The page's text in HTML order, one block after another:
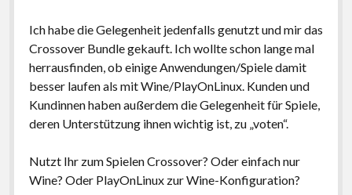
Ich habe die Gelegenheit jedenfalls genutzt und mir das
Crossover Bundle gekauft. Ich wollte schon lange mal
herrausfinden, ob einige Anwendungen/Spiele damit
besser laufen als mit Wine/PlayOnLinux. Kunden und
Kundinnen haben außerdem die Gelegenheit für Spiele,
deren Unterstützung ihnen wichtig ist, zu „voten“.
Nutzt Ihr zum Spielen Crossover? Oder einfach nur
Wine? Oder PlayOnLinux zur Wine-Konfiguration?